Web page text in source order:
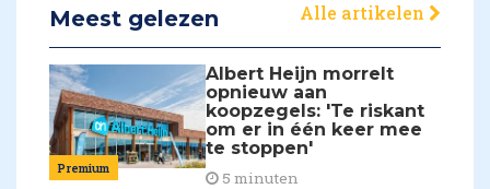
Meest gelezen Alle artikelen
Premium
Albert Heijn morrelt
opnieuw aan
koopzegels: 'Te riskant
om er in één keer mee
te stoppen'
5 minuten